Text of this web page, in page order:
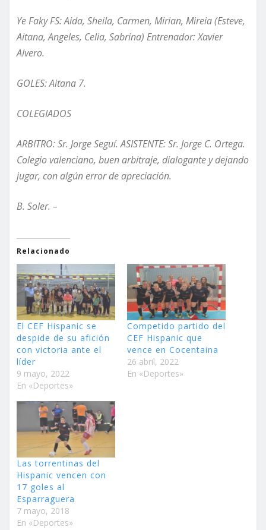
Ye Faky FS: Aida, Sheila, Carmen, Mirian, Mireia (Esteve,
Aitana, Angeles, Celia, Sabrina) Entrenador: Xavier
Alvero.
GOLES: Aitana 7.
COLEGIADOS
ARBITRO: Sr. JorgeSeguí. ASISTENTE: Sr. Jorge C. Ortega.
Colegio valenciano, buen arbitraje, dialogante ydejando
jugar, con algún error de apreciación.
B. Soler. –
Relacionado
El CEF Hispanic se
despide de su afición
con victoria ante el
líder
9 mayo, 2022
En «Deportes»
Competido partido del
CEF Hispanic que
vence en Cocentaina
26 abril, 2022
En «Deportes»
Las torrentinas del
Hispanic vencen con
17 goles al
Esparraguera
7 mayo, 2018
En «Deportes»